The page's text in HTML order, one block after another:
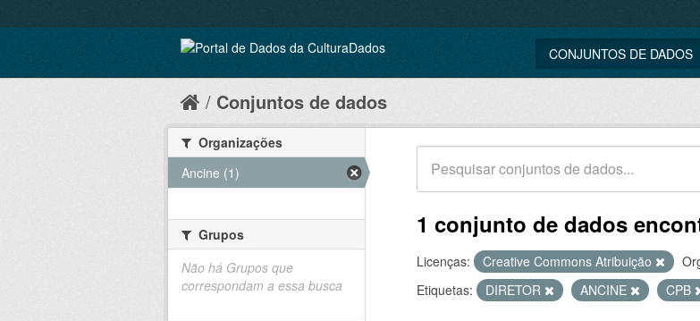
CONJUNTOS DE DADOS
Conjuntos de dados
1 conjunto de dados
Licenças: Creative Commons Atribuição
Etiquetas:
DIRETOR ANCINE CPB
Organizações
Ancine (1)
Grupos
Não há Grupos que
correspondam a essa busca